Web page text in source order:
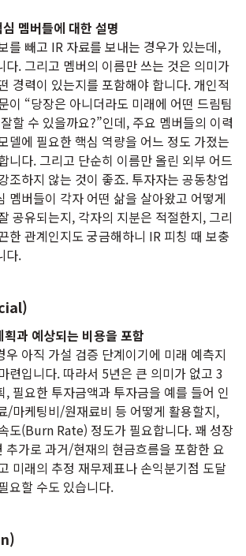
멤버들에 대한 설명
를 빼고 IR 자료를 보내는 경우가 있는데,
다. 그리고 멤버의 이름만 쓰는 것은 의미가
경력이 있는지를 포함해야 합니다. 개인적
이 “당장은 아니더라도 미래에 어떤 드림팀
할 수 있을까요?”인데, 주요 멤버들의 이력
델에 필요한 핵심 역량을 어느 정도 가졌는
니다. 그리고 단순히 이름만 올린 외부 어드
조하지 않는 것이 좋죠. 투자자는 공동창업
멤버들이 각자 어떤 삶을 살아왔고 어떻게
공유되는지, 각자의 지분은 적절한지, 그리
한 관계인지도 궁금해하니 IR 피칭 때 보충
다.
과 예상되는 비용을 포함
우 아직 가설 검증 단계이기에 미래 예측지
련입니다. 따라서 5년은 큰 의미가 없고 3
, 필요한 투자금액과 투자금을 예를 들어 인
/마케팅비/원재료비 등 어떻게 활용할지,
도(Burn Rate) 정도가 필요합니다. 꽤 성장
추가로 과거/현재의 현금흐름을 포함한 요
미래의 추정 재무제표나 손익분기점 도달
요할 수도 있습니다.